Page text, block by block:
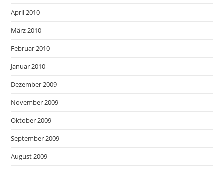
April 2010
März 2010
Februar 2010
Januar 2010
Dezember 2009
November 2009
Oktober 2009
September 2009
August 2009